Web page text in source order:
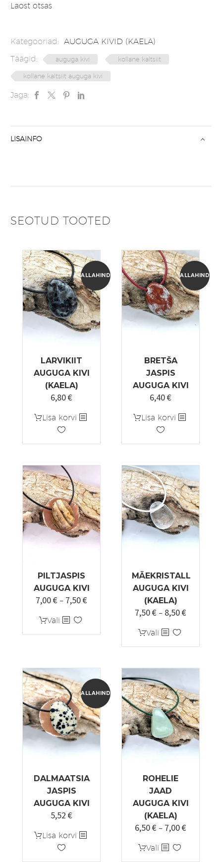
Laost otsas
Kategooriad: AUGUGA KIVID (KAELA)
Täägid:
auguga kivi kollane kaltsiit
kollane kaltsiit auguga kivi
Jaga:
LISAINFO
SEOTUD TOOTED
ALLAHINDLUS!
LARVIKIIT
AUGUGA KIVI
(KAELA)
Algne
oli:
8,50 €.
6,80€Praegune
on:
Lisa korvi
ALLAHINDLUS!
BRETŠA
JASPIS
AUGUGA KIVI
Algne
oli:
8,00 €.
6,40€Praegune
on:
Lisa korvi
PILTJASPIS
AUGUGA KIVI
7,00€ – 7,50€Hinnavahemik:
7,50 €
Vali Sellel
tootel
varianti.
Valikuid
saab
teha
tootelehel.
MÄEKRISTALL
AUGUGA KIVI
(KAELA)
7,50€ – 8,50€
8,50 €
Vali Sellel
tootel
mitu
varianti.
Valikuid
saab
teha
tootelehel.
ALLAHINDLUS!
DALMAATSIA
JASPIS
AUGUGA KIVI
Algne
oli:
6,90 €.
5,52 €Praegune
on:
Lisa korvi
ROHELIE
JAAD
AUGUGA KIVI
(KAELA)
6,50€ – 7,00€
Vali Sellel
tootel